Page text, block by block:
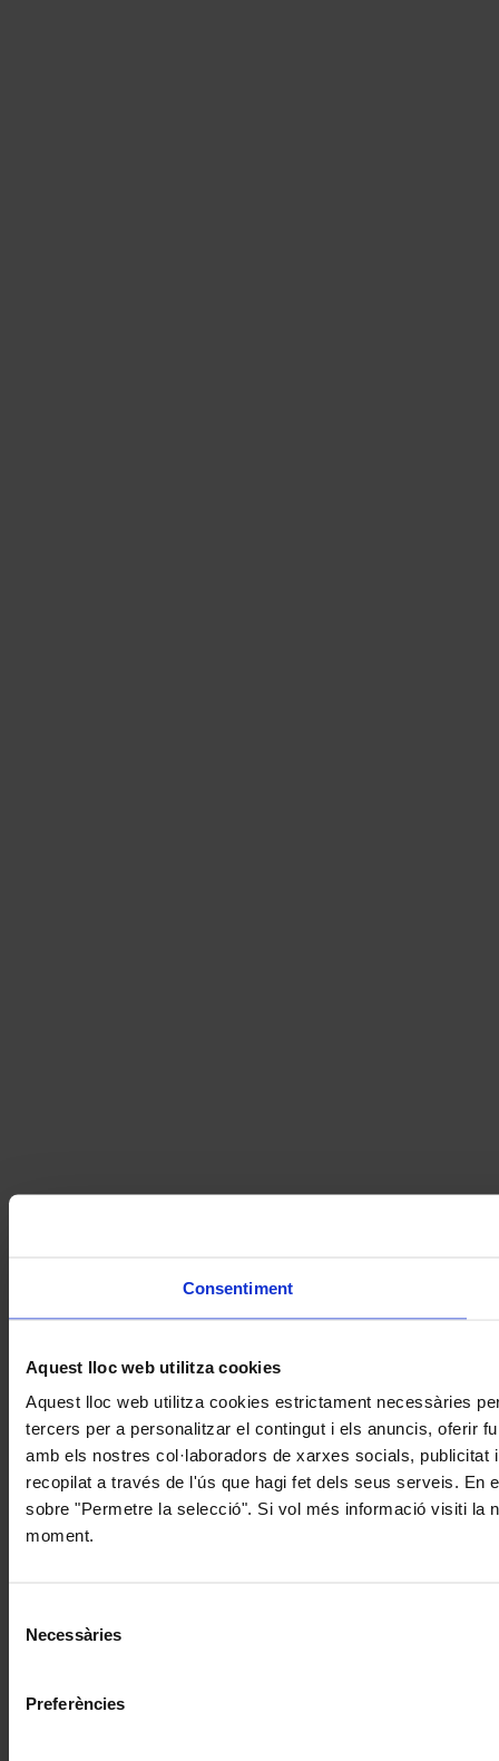
Consentiment
Aquest lloc web utilitza cookies
Aquest lloc web utilitza cookies estrictament necessàries
tercers per a personalitzar el contingut i els anuncis, oferir
amb els nostres col·laboradors de xarxes socials,
recopilat a través de l'ús que hagi fet dels seus serveis. En
sobre "Permetre la selecció". Si vol més informació visiti la
moment.
Necessàries
Preferències